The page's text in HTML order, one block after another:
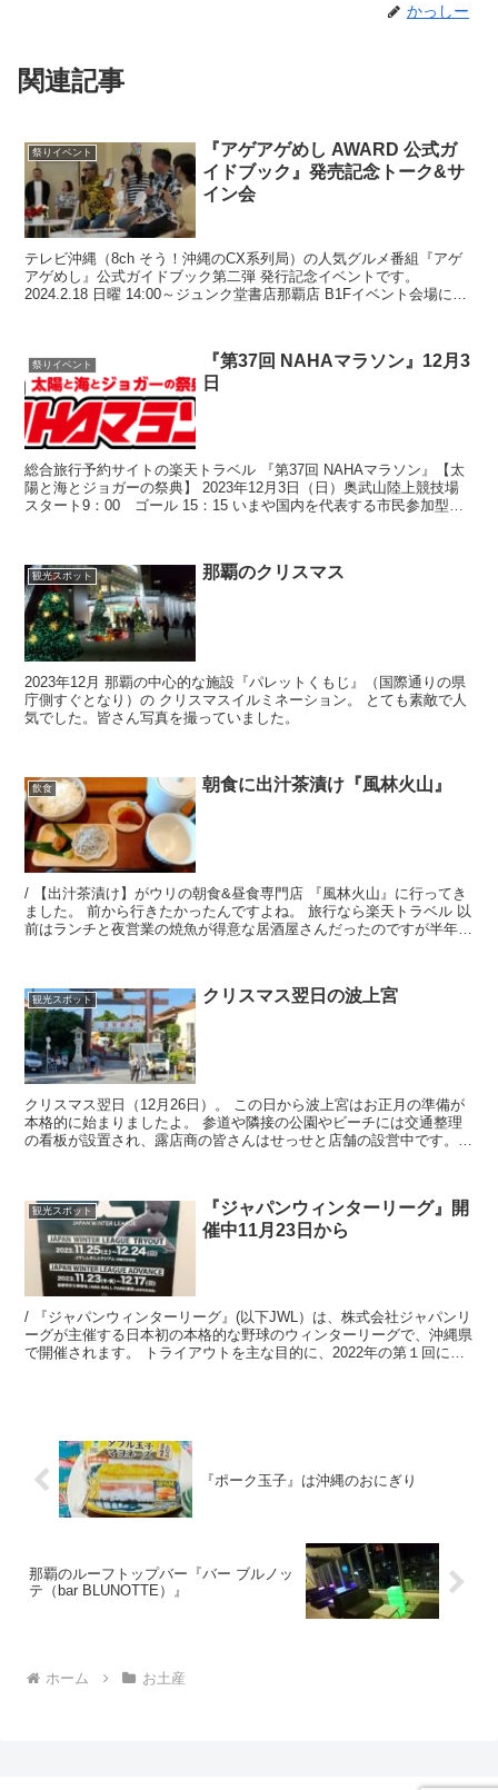
かっしー
関連記事
祭りイベント
『アゲアゲめし AWARD 公式ガ
イドブック』発売記念トーク&サ
イン会
テレビ沖縄（8ch そう！沖縄のCX系列局）の人気グルメ番組『アゲ
アゲめし』公式ガイドブック第二弾 発行記念イベントです。
2024.2.18 日曜 14:00～ジュンク堂書店那覇店 B1Fイベント会場にて
祭りイベント
『第37回 NAHAマラソン』12月3
日
総合旅行予約サイトの楽天トラベル 『第37回 NAHAマラソン』【太
陽と海とジョガーの祭典】 2023年12月3日（日）奥武山陸上競技場
スタート9：00 ゴール 15：15 いまや国内を代表する市民参加型大
観光スポット 那覇のクリスマス
2023年12月 那覇の中心的な施設『パレットくもじ』（国際通りの県
庁側すぐとなり）の クリスマスイルミネーション。 とても素敵で人
気でした。皆さん写真を撮っていました。
飲食 朝食に出汁茶漬け『風林火山』
/ 【出汁茶漬け】がウリの朝食&昼食専門店 『風林火山』に行ってき
ました。 前から行きたかったんですよね。 旅行なら楽天トラベル 以
前はランチと夜営業の焼魚が得意な居酒屋さんだったのですが半年位
観光スポット クリスマス翌日の波上宮
クリスマス翌日（12月26日）。 この日から波上宮はお正月の準備が
本格的に始まりましたよ。 参道や隣接の公園やビーチには交通整理
の看板が設置され、露店商の皆さんはせっせと店舗の設営中です。
観光スポット
『ジャパンウィンターリーグ』開
催中11月23日から
/ 『ジャパンウィンターリーグ』(以下JWL）は、株式会社ジャパンリ
ーグが主催する日本初の本格的な野球のウィンターリーグで、沖縄県
で開催されます。 トライアウトを主な目的に、2022年の第１回に引
『ポーク玉子』は沖縄のおにぎり
那覇のルーフトップバー『バー ブルノッ
テ（bar BLUNOTTE）』
ホーム お土産